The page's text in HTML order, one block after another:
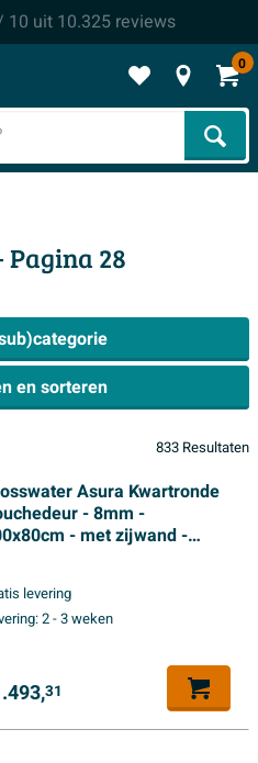
10 uit 10.325reviews
0
28
en sorteren
833 Resultaten
Asura Kwartronde
- 8mm -
- met zijwand -
levering
2 - 3 weken
31